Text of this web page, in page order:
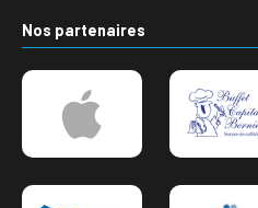
Nos partenaires